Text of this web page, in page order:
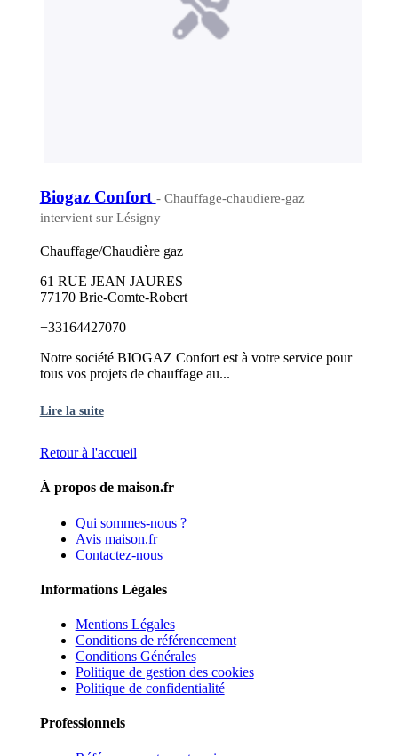
Biogaz Confort - Chauffage-chaudiere-gaz
intervient sur Lésigny
Chauffage/Chaudière gaz
61 RUE JEAN JAURES
77170 Brie-Comte-Robert
+33164427070
Notre société BIOGAZ Confort est à votre service pour
tous vos projets de chauffage au...
Lire la suite
Retour à l'accueil
À propos de maison.fr
Qui sommes-nous ?
Avis maison.fr
Contactez-nous
Informations Légales
Mentions Légales
Conditions de référencement
Conditions Générales
Politique de gestion des cookies
Politique de confidentialité
Professionnels